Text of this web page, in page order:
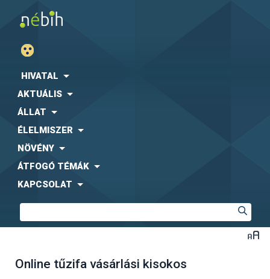
HIVATAL
AKTUÁLIS
ÁLLAT
ÉLELMISZER
NÖVÉNY
ÁTFOGÓ TÉMÁK
KAPCSOLAT
Online tűzifa vásárlási kisokos